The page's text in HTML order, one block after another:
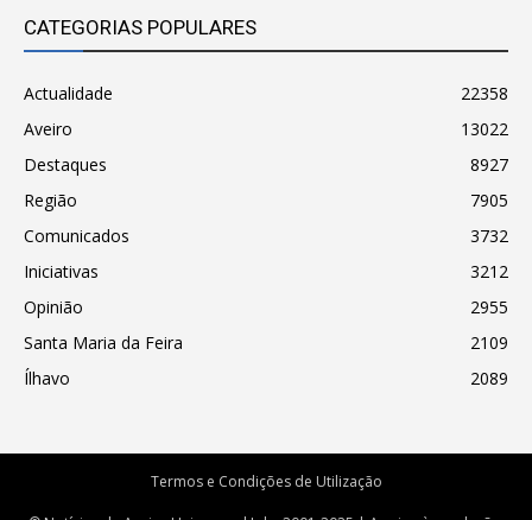
CATEGORIAS POPULARES
Actualidade
22358
Aveiro
13022
Destaques
8927
Região
7905
Comunicados
3732
Iniciativas
3212
Opinião
2955
Santa Maria da Feira
2109
Ílhavo
2089
Termos e Condições de Utilização